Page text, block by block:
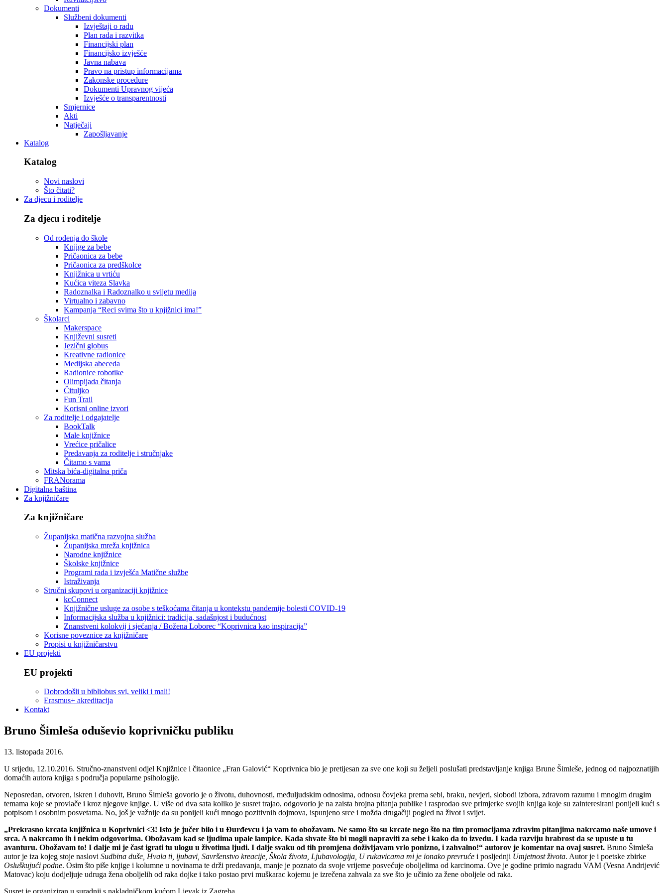
Dokumenti
Službeni dokumenti
Izvještaji o radu
Plan rada i razvitka
Financijski plan
Financijsko izvješće
Javna nabava
Pravo na pristup informacijama
Zakonske procedure
Dokumenti Upravnog vijeća
Izvješće o transparentnosti
Smjernice
Akti
Natječaji
Zapošljavanje
Katalog
Katalog
Novi naslovi
Što čitati?
Za djecu i roditelje
Za djecu i roditelje
Od rođenja do škole
Knjige za bebe
Pričaonica za bebe
Pričaonica za predškolce
Knjižnica u vrtiću
Kućica viteza Slavka
Radoznalka i Radoznalko u svijetu medija
Virtualno i zabavno
Kampanja “Reci svima što u knjižnici ima!”
Školarci
Makerspace
Književni susreti
Jezični globus
Kreativne radionice
Medijska abeceda
Radionice robotike
Olimpijada čitanja
Čituljko
Fun Trail
Korisni online izvori
Za roditelje i odgajatelje
BookTalk
Male knjižnice
Vrećice pričalice
Predavanja za roditelje i stručnjake
Čitamo s vama
Mitska bića-digitalna priča
FRANorama
Digitalna baština
Za knjižničare
Za knjižničare
Županijska matična razvojna služba
Županijska mreža knjižnica
Narodne knjižnice
Školske knjižnice
Programi rada i izvješća Matične službe
Istraživanja
Stručni skupovi u organizaciji knjižnice
kcConnect
Knjižnične usluge za osobe s teškoćama čitanja u kontekstu pandemije bolesti COVID-19
Informacijska služba u knjižnici: tradicija, sadašnjost i budućnost
Znanstveni kolokvij i sjećanja / Božena Loborec “Koprivnica kao inspiracija”
Korisne poveznice za knjižničare
Propisi u knjižničarstvu
EU projekti
EU projekti
Dobrodošli u bibliobus svi, veliki i mali!
Erasmus+ akreditacija
Kontakt
Bruno Šimleša oduševio koprivničku publiku
13. listopada 2016.
U srijedu, 12.10.2016. Stručno-znanstveni odjel Knjižnice i čitaonice „Fran Galović“ Koprivnica bio je pretijesan za sve one koji su željeli poslušati predstavljanje knjiga Brune Šimleše, jednog od najpoznatijih
domaćih autora knjiga s područja popularne psihologije.
Neposredan, otvoren, iskren i duhovit, Bruno Šimleša govorio je o životu, duhovnosti, međuljudskim odnosima, odnosu čovjeka prema sebi, braku, nevjeri, slobodi izbora, zdravom razumu i mnogim drugim
temama koje se provlače i kroz njegove knjige. U više od dva sata koliko je susret trajao, odgovorio je na zaista brojna pitanja publike i rasprodao sve primjerke svojih knjiga koje su zainteresirani ponijeli kući s
potpisom i osobnim posvetama. No, još je važnije da su ponijeli kući mnogo pozitivnih dojmova, ispunjeno srce i možda drugačiji pogled na život i svijet.
„Prekrasno krcata knjižnica u Koprivnici <3! Isto je jučer bilo i u Đurđevcu i ja vam to obožavam. Ne samo što su krcate nego što na tim promocijama zdravim pitanjima nakrcamo naše umove i
srca. A nakrcamo ih i nekim odgovorima. Obožavam kad se ljudima upale lampice. Kada shvate što bi mogli napraviti za sebe i kako da to izvedu. I kada razviju hrabrost da se upuste u tu
avanturu. Obožavam to! I dalje mi je čast igrati tu ulogu u životima ljudi. I dalje svaku od tih promjena doživljavam vrlo ponizno, i zahvalno!“ autorov je komentar na ovaj susret. Bruno Šimleša
autor je iza kojeg stoje naslovi Sudbina duše, Hvala ti, ljubavi, Savršenstvo kreacije, Škola života, Ljubavologija, U rukavicama mi je ionako prevruće i posljednji Umjetnost života. Autor je i poetske zbirke
Osluškujući podne. Osim što piše knjige i kolumne u novinama te drži predavanja, manje je poznato da svoje vrijeme posvećuje oboljelima od karcinoma. Ove je godine primio nagradu VAM (Vesna Andrijević
Matovac) koju dodjeljuje udruga žena oboljelih od raka dojke i tako postao prvi muškarac kojemu je izrečena zahvala za sve što je učinio za žene oboljele od raka.